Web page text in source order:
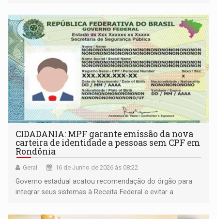
CIDADANIA: MPF garante emissão da nova
carteira de identidade a pessoas sem CPF em
Rondônia
Geral 16 de Junho de 2026 às 08:22
Governo estadual acatou recomendação do órgão para
integrar seus sistemas à Receita Federal e evitar a